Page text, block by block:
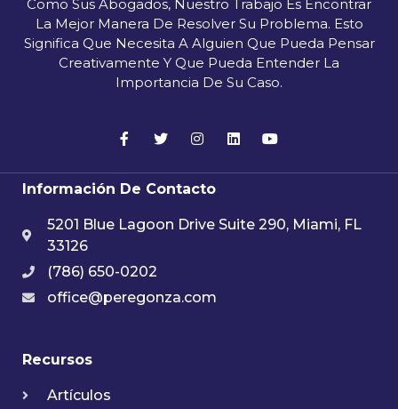
Como Sus Abogados, Nuestro Trabajo Es Encontrar
La Mejor Manera De Resolver Su Problema. Esto
Significa Que Necesita A Alguien Que Pueda Pensar
Creativamente Y Que Pueda Entender La
Importancia De Su Caso.
Información De Contacto
5201 Blue Lagoon Drive Suite 290, Miami, FL
33126
(786) 650-0202
office@peregonza.com
Recursos
Artículos